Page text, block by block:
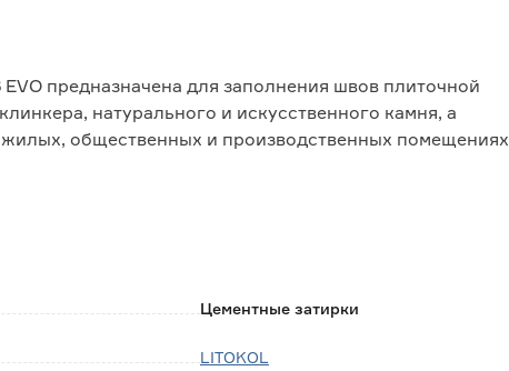
предназначена для заполнения швов плиточной
натурального и искусственного камня, а
общественных и производственных помещениях
очистку поверхности более быстрой и удобной.
и истирающим нагрузкам;
Цементные затирки
LITOKOL